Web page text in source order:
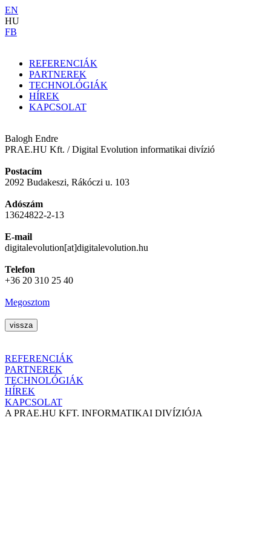
EN
HU
FB
REFERENCIÁK
PARTNEREK
TECHNOLÓGIÁK
HÍREK
KAPCSOLAT
Balogh Endre
PRAE.HU Kft. / Digital Evolution informatikai divízió
Postacím
2092 Budakeszi, Rákóczi u. 103
Adószám
13624822-2-13
E-mail
digitalevolution[at]digitalevolution.hu
Telefon
+36 20 310 25 40
Megosztom
REFERENCIÁK
PARTNEREK
TECHNOLÓGIÁK
HÍREK
KAPCSOLAT
A PRAE.HU KFT. INFORMATIKAI DIVÍZIÓJA